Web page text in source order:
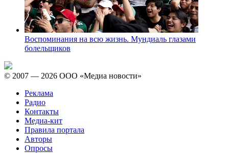
Воспоминания на всю жизнь. Мундиаль глазами
болельщиков
© 2007 — 2026 ООО «Медиа новости»
Реклама
Радио
Контакты
Медиа-кит
Правила портала
Авторы
Опросы